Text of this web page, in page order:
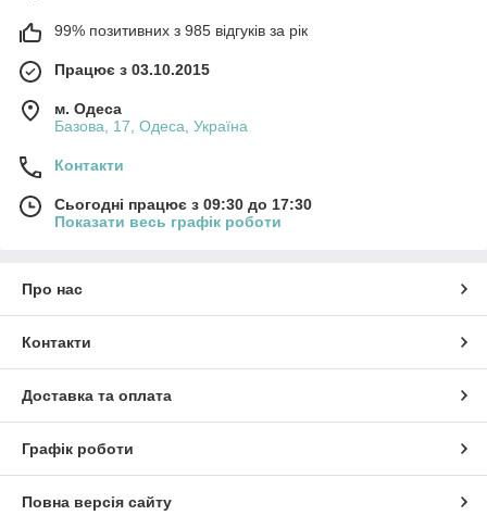
99% позитивних з 985 відгуків за рік
Працює з 03.10.2015
м. Одеса
Базова, 17, Одеса, Україна
Контакти
Сьогодні працює з 09:30 до 17:30
Показати весь графік роботи
Про нас
Контакти
Доставка та оплата
Графік роботи
Повна версія сайту